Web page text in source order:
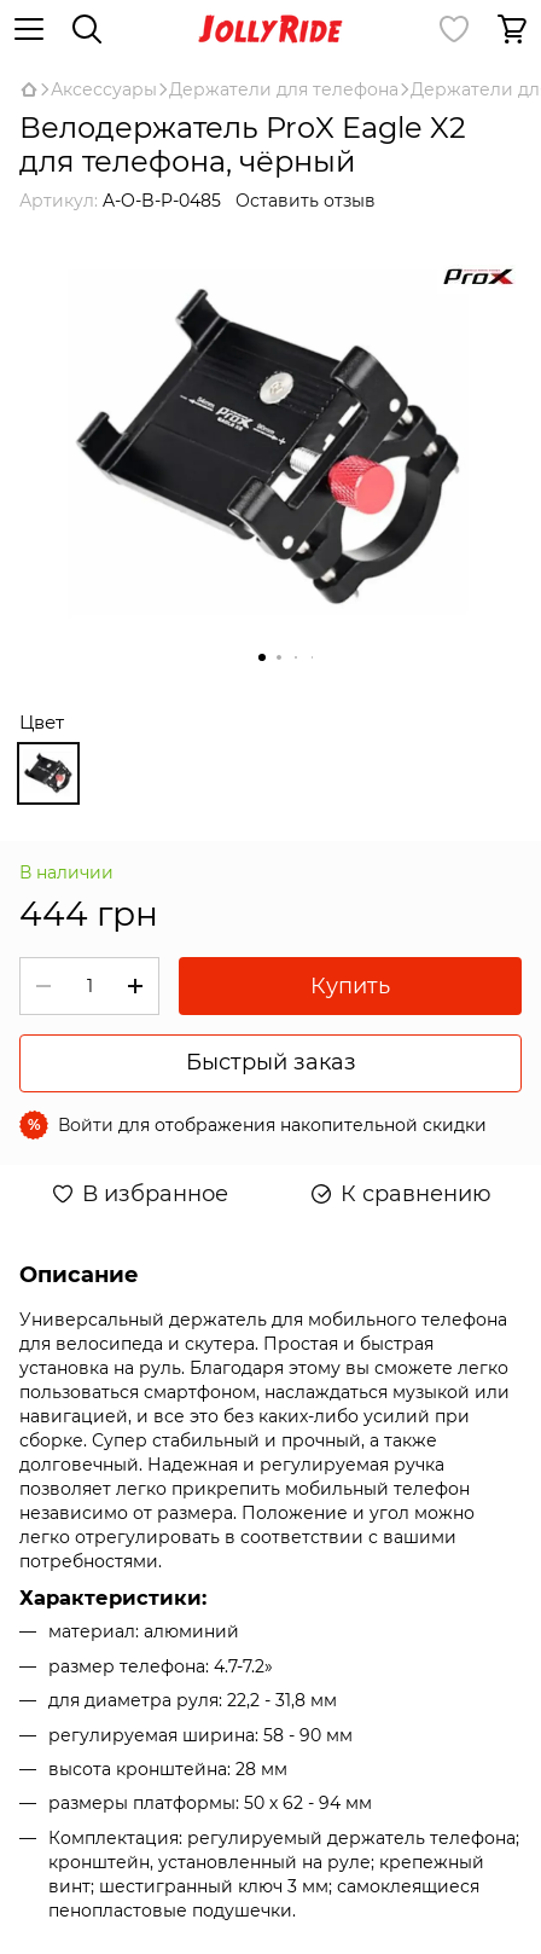
Аксессуары Держатели для телефона Держатели
Велодержатель ProX Eagle X2
для телефона, чёрный
Артикул: A-O-B-P-0485 Оставить отзыв
Цвет
В наличии
444 грн
Купить
Быстрый заказ
% Войти для отображения накопительной скидки
В избранное К сравнению
Описание
Универсальный держатель для мобильного телефона
для велосипеда и скутера. Простая и быстрая
установка на руль. Благодаря этому вы сможете легко
пользоваться смартфоном, наслаждаться музыкой или
навигацией, и все это без каких-либо усилий при
сборке. Супер стабильный и прочный, а также
долговечный. Надежная и регулируемая ручка
позволяет легко прикрепить мобильный телефон
независимо от размера. Положение и угол можно
легко отрегулировать в соответствии с вашими
потребностями.
Характеристики:
материал: алюминий
размер телефона: 4.7-7.2»
для диаметра руля: 22,2 - 31,8 мм
регулируемая ширина: 58 - 90 мм
высота кронштейна: 28 мм
размеры платформы: 50 х 62 - 94 мм
Комплектация: регулируемый держатель телефона;
кронштейн, установленный на руле; крепежный
винт; шестигранный ключ 3 мм; самоклеящиеся
пенопластовые подушечки.